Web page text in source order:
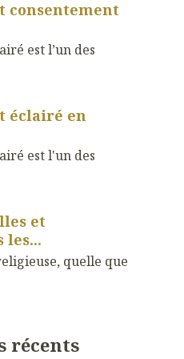
consentement
est l’un des
éclairé en
est l'un des
et
les...
quelle que
récents